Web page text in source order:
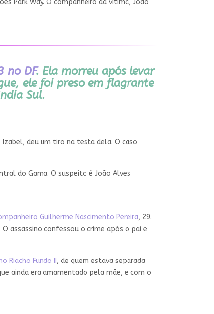
Park Way. O companheiro da vítima, João
no DF. Ela morreu após levar
ele foi preso em flagrante
Sul.
Izabel, deu um tiro na testa dela. O caso
do Gama. O suspeito é João Alves
Guilherme Nascimento Pereira, 29.
assassino confessou o crime após o pai e
Fundo II , de quem estava separada
ainda era amamentado pela mãe, e com o